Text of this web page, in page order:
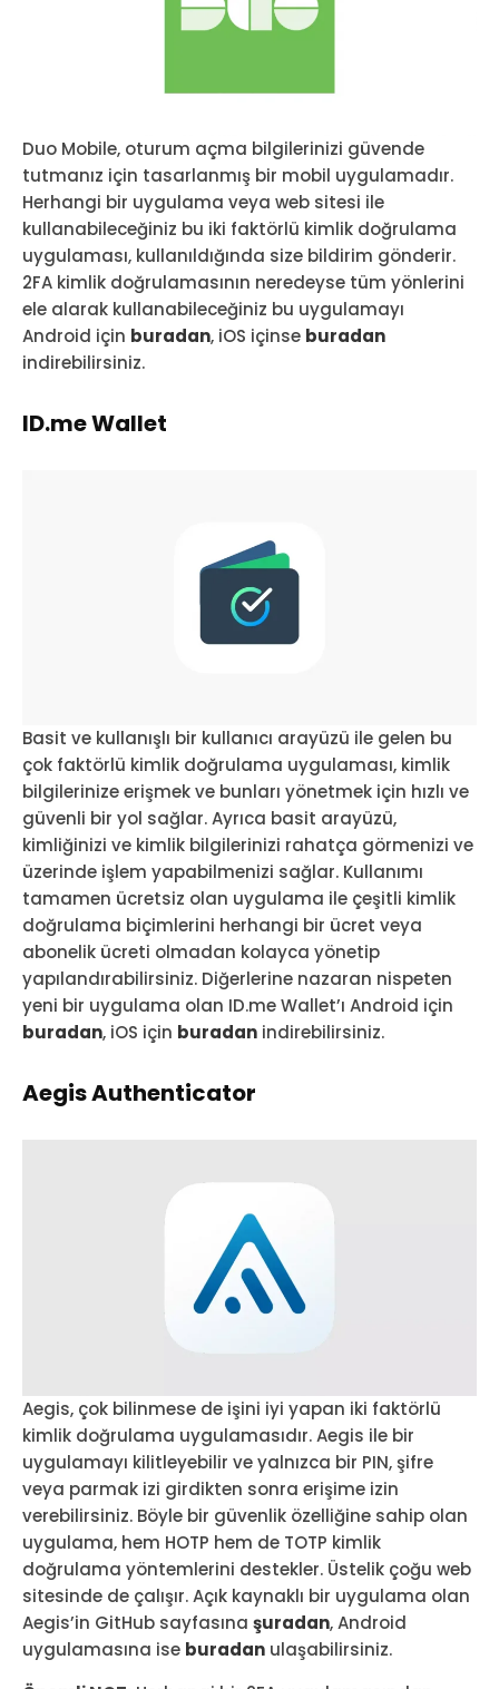
Duo Mobile, oturum açma bilgilerinizi güvende
tutmanız için tasarlanmış bir mobil uygulamadır.
Herhangi bir uygulama veya web sitesi ile
kullanabileceğiniz bu iki faktörlü kimlik doğrulama
uygulaması, kullanıldığında size bildirim gönderir.
2FA kimlik doğrulamasının neredeyse tüm yönlerini
ele alarak kullanabileceğiniz bu uygulamayı
Android için buradan, iOS içinse buradan
indirebilirsiniz.
ID.me Wallet
Basit ve kullanışlı bir kullanıcı arayüzü ile gelen bu
çok faktörlü kimlik doğrulama uygulaması, kimlik
bilgilerinize erişmek ve bunları yönetmek için hızlı ve
güvenli bir yol sağlar. Ayrıca basit arayüzü,
kimliğinizi ve kimlik bilgilerinizi rahatça görmenizi ve
üzerinde işlem yapabilmenizi sağlar. Kullanımı
tamamen ücretsiz olan uygulama ile çeşitli kimlik
doğrulama biçimlerini herhangi bir ücret veya
abonelik ücreti olmadan kolayca yönetip
yapılandırabilirsiniz. Diğerlerine nazaran nispeten
yeni bir uygulama olan ID.me Wallet’ı Android için
buradan, iOS için buradan indirebilirsiniz.
Aegis Authenticator
Aegis, çok bilinmese de işini iyi yapan iki faktörlü
kimlik doğrulama uygulamasıdır. Aegis ile bir
uygulamayı kilitleyebilir ve yalnızca bir PIN, şifre
veya parmak izi girdikten sonra erişime izin
verebilirsiniz. Böyle bir güvenlik özelliğine sahip olan
uygulama, hem HOTP hem de TOTP kimlik
doğrulama yöntemlerini destekler. Üstelik çoğu web
sitesinde de çalışır. Açık kaynaklı bir uygulama olan
Aegis’in GitHub sayfasına şuradan, Android
uygulamasına ise buradan ulaşabilirsiniz.